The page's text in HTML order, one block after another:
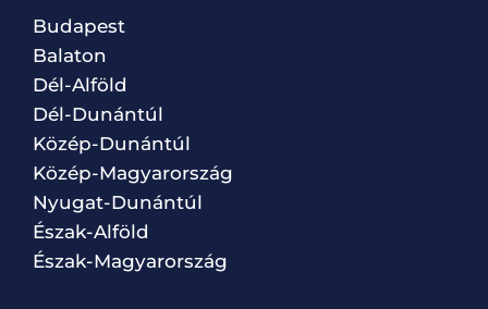
Budapest
Balaton
Dél-Alföld
Dél-Dunántúl
Közép-Dunántúl
Közép-Magyarország
Nyugat-Dunántúl
Észak-Alföld
Észak-Magyarország